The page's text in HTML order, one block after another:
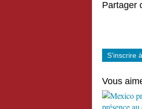
Partager
S'inscrire
Vous